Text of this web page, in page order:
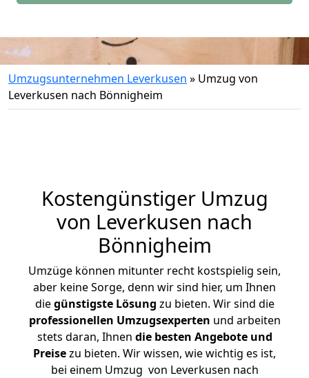
Umzugsunternehmen Leverkusen » Umzug von
Leverkusen nach Bönnigheim
Kostengünstiger Umzug
von Leverkusen nach
Bönnigheim
Umzüge können mitunter recht kostspielig sein,
aber keine Sorge, denn wir sind hier, um Ihnen
diegünstigste Lösung zu bieten. Wir sind die
professionellen Umzugsexperten und arbeiten
stets daran, Ihnen die besten Angebote und
Preisezu bieten. Wir wissen, wie wichtig es ist,
bei einem Umzug von Leverkusen nach